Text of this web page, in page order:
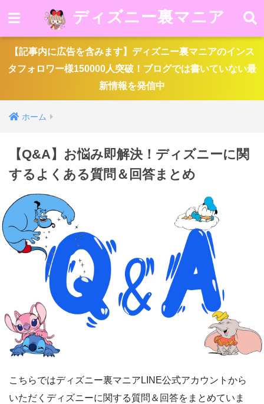
ディズニー裏マニア
【記事内に広告を含みます】ディズニー裏マニアのインス
タフォロワー様150000人突破！ブログでは書いていない最
新情報を発信中
ホーム
【Q&A】お悩み即解決！ディズニーに関
するよくある質問＆回答まとめ
こちらではディズニー裏マニアLINE公式アカウントから
いただくディズニーに関する質問＆回答をまとめていま